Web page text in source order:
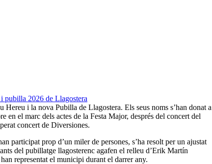
i la nova Pubilla de Llagostera. Els seus noms s’han donat a
en el marc dels actes de la Festa Major, després del concert del
concert de Diversiones.
participat prop d’un miler de persones, s’ha resolt per un ajustat
del pubillatge llagosterenc agafen el relleu d’Erik Martín
representat el municipi durant el darrer any.